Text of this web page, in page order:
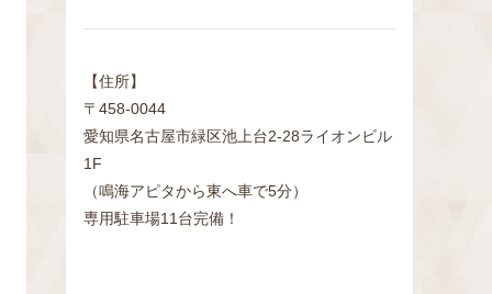
【住所】
〒458-0044
愛知県名古屋市緑区池上台2‐28ライオンビル
1F
（鳴海アピタから東へ車で5分）
専用駐車場11台完備！